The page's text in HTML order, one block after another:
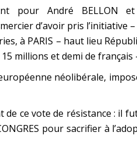
pour André BELLON
d’avoir pris l’initiative
à PARIS – haut lieu
millions et demi de français
néolibérale,
de ce vote de résistance : il
pour sacrifier à